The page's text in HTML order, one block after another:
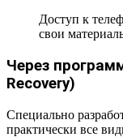
Доступ к
свои
Через
Recovery)
Специально
практически все